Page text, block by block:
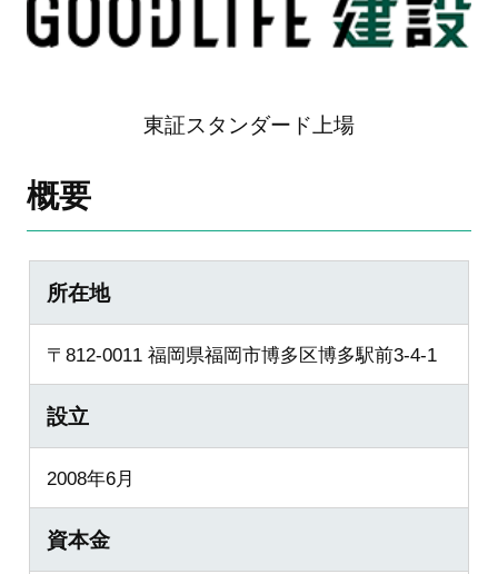
東証スタンダード上場
概要
所在地
〒812-0011 福岡県福岡市博多区博多駅前3-4-1
設立
2008年6月
資本金